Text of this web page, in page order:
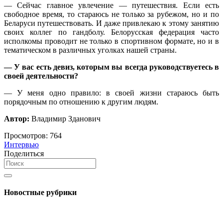
— Сейчас главное увлечение — путешествия. Если есть
свободное время, то стараюсь не только за рубежом, но и по
Беларуси путешествовать. И даже привлекаю к этому занятию
своих коллег по гандболу. Белорусская федерация часто
исполкомы проводит не только в спортивном формате, но и в
тематическом в различных уголках нашей страны.
— У вас есть девиз, которым вы всегда руководствуетесь в
своей деятельности?
— У меня одно правило: в своей жизни стараюсь быть
порядочным по отношению к другим людям.
Автор: Владимир Зданович
Просмотров: 764
Интервью
Поделиться
Новостные рубрики